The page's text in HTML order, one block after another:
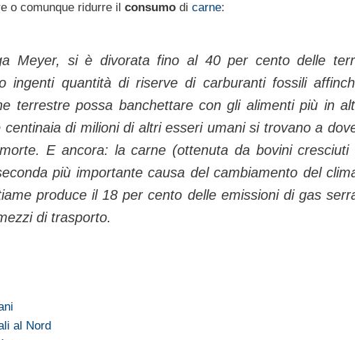
o comunque ridurre il consumo di carne:
Meyer, si è divorata fino al 40 per cento delle
ingenti quantità di riserve di carburanti fossili
terrestre possa banchettare con gli alimenti più in
di milioni di altri esseri umani si trovano a
E ancora: la carne (ottenuta da bovini cresciuti
più importante causa del cambiamento del
produce il 18 per cento delle emissioni di gas
di trasporto.
al Nord